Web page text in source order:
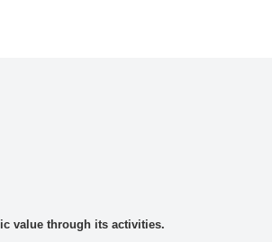
value through its activities.